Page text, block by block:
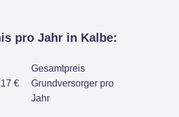
pro Jahr in Kalbe:
€
Gesamtpreis
Grundversorger pro
Jahr